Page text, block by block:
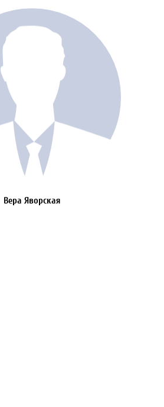
Вера Яворская